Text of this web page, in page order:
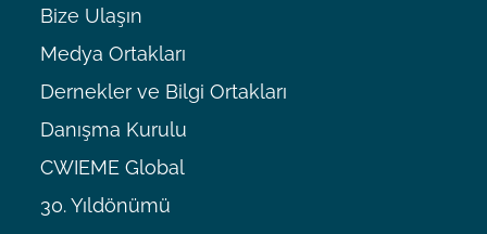
Bize Ulaşın
Medya Ortakları
Dernekler ve Bilgi Ortakları
Danışma Kurulu
CWIEME Global
30. Yıldönümü